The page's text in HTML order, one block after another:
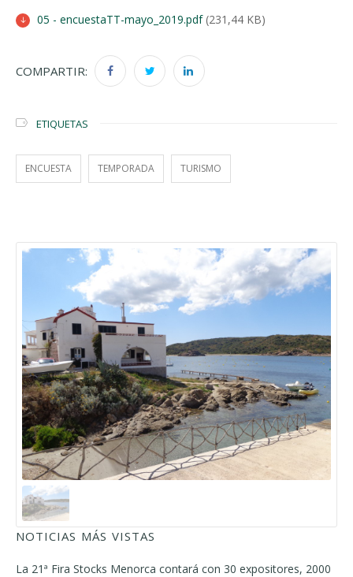
05 - encuestaTT-mayo_2019.pdf(231,44 KB)
COMPARTIR:
ETIQUETAS
ENCUESTA TEMPORADA TURISMO
NOTICIAS MÁS VISTAS
La 21ª Fira Stocks Menorca contará con 30 expositores, 2000